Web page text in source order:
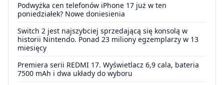
Podwyżka cen telefonów iPhone 17 już w ten
poniedziałek? Nowe doniesienia
Switch 2 jest najszybciej sprzedającą się konsolą w
historii Nintendo. Ponad 23 miliony egzemplarzy w 13
miesięcy
Premiera serii REDMI 17. Wyświetlacz 6,9 cala, bateria
7500 mAh i dwa układy do wyboru